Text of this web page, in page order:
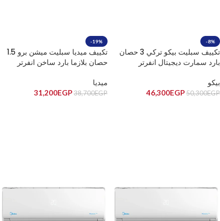
-8%
تكييف سبليت بيكو تركي 3 حصان
بارد سمارت ديجيتال انفرتر
بيكو
50,300EGP
46,300EGP
-19%
تكييف ميديا سبليت ميشن برو 1.5
حصان بلازما بارد ساخن انفرتر
ميديا
38,700EGP
31,200EGP